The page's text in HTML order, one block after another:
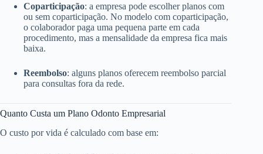
Coparticipação: a empresa pode escolher planos com
ou sem coparticipação. No modelo com coparticipação,
o colaborador paga uma pequena parte em cada
procedimento, mas a mensalidade da empresa fica mais
baixa.
Reembolso: alguns planos oferecem reembolso parcial
para consultas fora da rede.
Quanto Custa um Plano Odonto Empresarial
O custo por vida é calculado com base em: